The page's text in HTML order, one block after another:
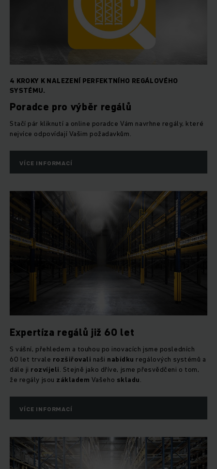
4 KROKY K NALEZENÍ PERFEKTNÍHO REGÁLOVÉHO
SYSTÉMU.
Poradce pro výběr regálů
Stačí pár kliknutí a online poradce Vám navrhne regály, které
nejvíce odpovídají Vašim požadavkům.
VÍCE INFORMACÍ
Expertíza regálů již 60 let
S vášní, přehledem a touhou po inovacích jsme posledních
60 let trvale rozšiřovali naši nabídku regálových systémů a
dále ji rozvíjeli. Stejně jako dříve, jsme přesvědčeni o tom,
že regály jsou základem Vašeho skladu.
VÍCE INFORMACÍ